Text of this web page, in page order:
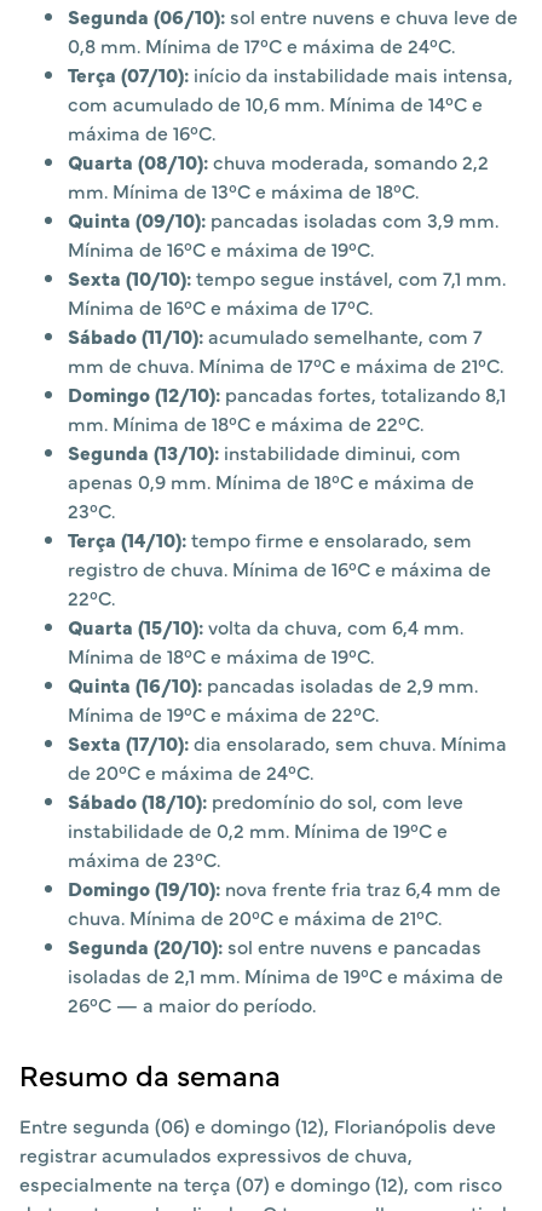
Segunda (06/10):sol entre nuvens e chuva leve de
0,8 mm. Mínima de 17°C e máxima de 24°C.
Terça (07/10): início da instabilidade mais intensa,
com acumulado de 10,6 mm. Mínima de 14°C e
máxima de 16°C.
Quarta (08/10):chuva moderada, somando 2,2
mm. Mínima de 13°C e máxima de 18°C.
Quinta (09/10): pancadas isoladas com 3,9 mm.
Mínima de 16°C e máxima de 19°C.
Sexta (10/10):tempo segue instável, com 7,1 mm.
Mínima de 16°C e máxima de 17°C.
Sábado (11/10):acumulado semelhante, com 7
mm de chuva. Mínima de 17°C e máxima de 21°C.
Domingo (12/10): pancadas fortes, totalizando 8,1
mm. Mínima de 18°C e máxima de 22°C.
Segunda (13/10): instabilidade diminui, com
apenas 0,9 mm. Mínima de 18°C e máxima de
23°C.
Terça (14/10):tempo firme e ensolarado, sem
registro de chuva. Mínima de 16°C e máxima de
22°C.
Quarta (15/10):volta da chuva, com 6,4 mm.
Mínima de 18°C e máxima de 19°C.
Quinta (16/10): pancadas isoladas de 2,9 mm.
Mínima de 19°C e máxima de 22°C.
Sexta (17/10):dia ensolarado, sem chuva. Mínima
de 20°C e máxima de 24°C.
Sábado (18/10): predomínio do sol, com leve
instabilidade de 0,2 mm. Mínima de 19°C e
máxima de 23°C.
Domingo (19/10): nova frente fria traz 6,4 mm de
chuva. Mínima de 20°C e máxima de 21°C.
Segunda (20/10):sol entre nuvens e pancadas
isoladas de 2,1 mm. Mínima de 19°C e máxima de
26°C — a maior do período.
Resumo da semana
Entre segunda (06) e domingo (12), Florianópolis deve
registrar acumulados expressivos de chuva,
especialmente na terça (07) e domingo (12), com risco